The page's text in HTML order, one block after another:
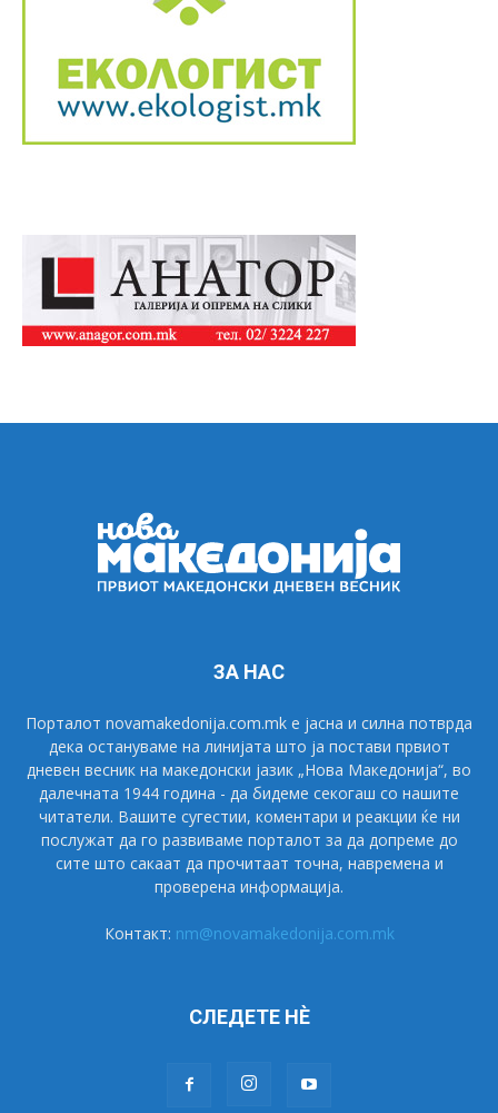
ЗА НАС
Порталот novamakedonija.com.mk е јасна и силна потврда
дека остануваме на линијата што ја постави првиот
дневен весник на македонски јазик „Нова Македонија“, во
далечната 1944 година - да бидеме секогаш со нашите
читатели. Вашите сугестии, коментари и реакции ќе ни
послужат да го развиваме порталот за да допреме до
сите што сакаат да прочитаат точна, навремена и
проверена информација.
Контакт: nm@novamakedonija.com.mk
СЛЕДЕТЕ НÈ